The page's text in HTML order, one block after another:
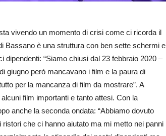
vivendo un momento di crisi come ci ricorda il
Bassano è una struttura con ben sette schermi e
“Siamo chiusi dal 23 febbraio 2020 –
giugno però mancavano i film e la paura di
per la mancanza di film da mostrare”. A
film importanti e tanto attesi. Con la
anche la seconda ondata: “Abbiamo dovuto
che ci hanno aiutato ma mi metto nei panni